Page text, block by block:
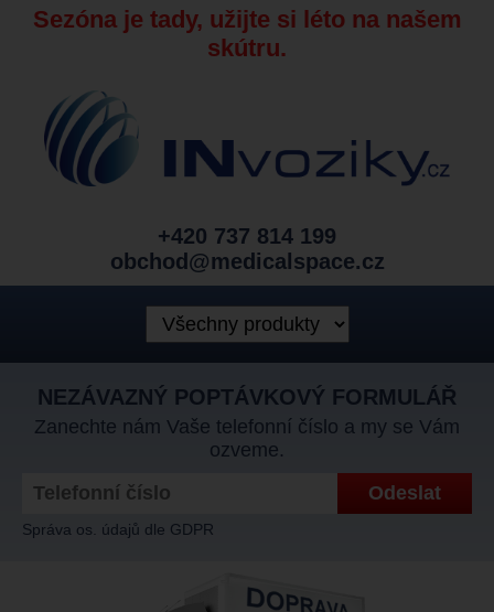
Sezóna je tady, užijte si léto na našem
skútru.
+420 737 814 199
obchod@medicalspace.cz
NEZÁVAZNÝ POPTÁVKOVÝ FORMULÁŘ
Zanechte nám Vaše telefonní číslo a my se Vám
ozveme.
Správa os. údajů dle GDPR